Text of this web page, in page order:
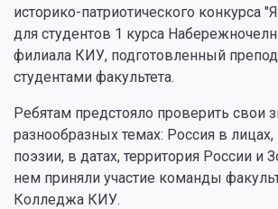
историко-патриотического конкурса
для студентов 1 курса
филиала КИУ, подготовленный
студентами факультета.
Ребятам предстояло проверить свои
разнообразных темах: Россия в
поэзии, в датах, территория России и
нем приняли участие команды
Колледжа КИУ.